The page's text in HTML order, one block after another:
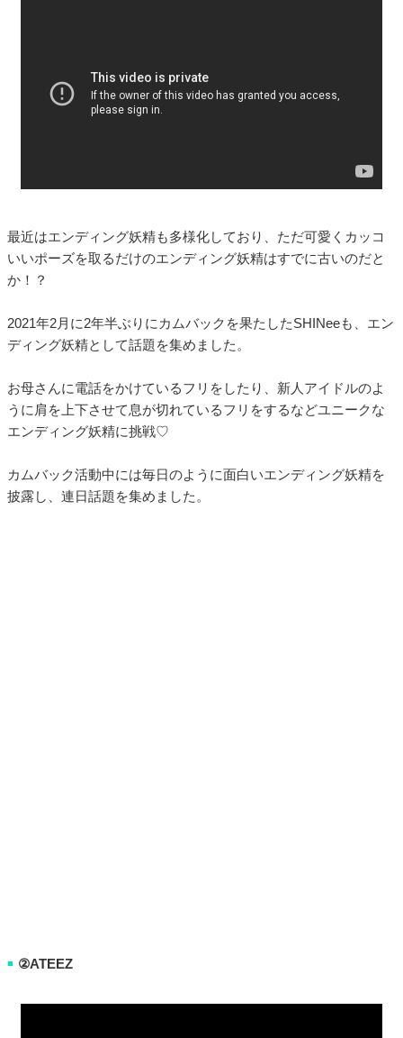
最近はエンディング妖精も多様化しており、ただ可愛くカッコ
いいポーズを取るだけのエンディング妖精はすでに古いのだと
か！？
2021年2月に2年半ぶりにカムバックを果たしたSHINeeも、エン
ディング妖精として話題を集めました。
お母さんに電話をかけているフリをしたり、新人アイドルのよ
うに肩を上下させて息が切れているフリをするなどユニークな
エンディング妖精に挑戦♡
カムバック活動中には毎日のように面白いエンディング妖精を
披露し、連日話題を集めました。
■ ②ATEEZ